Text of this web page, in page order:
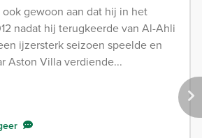
gewoon aan dat hij in het
nadat hij terugkeerde van Al-Ahli
ijzersterk seizoen speelde en
Aston Villa verdiende...